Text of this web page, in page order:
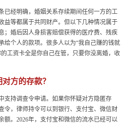
已经明确，婚姻关系存续期间任何一方的工
益等都属于共同财产。但以下几种情况属于
；婚后因人身损害赔偿获得的医疗费、残疾
给个人的款项。很多人以为“我自己赚的钱就
工资卡全是你自己在管，只要你没离婚，收
方的存款？
支持调查令申请。如果你怀疑对方隐匿存
令，律师持令可以到银行、支付宝、微信财
额。2026年，支付宝和微信的流水已经可以